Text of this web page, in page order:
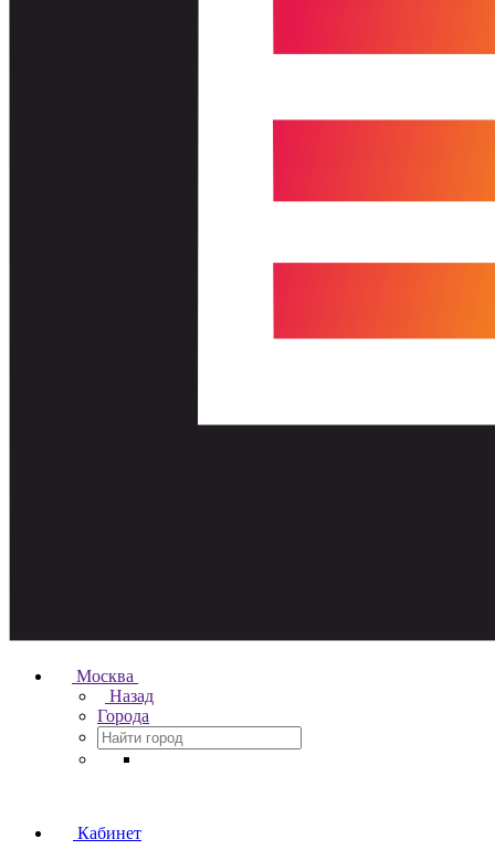
Москва
Назад
Города
Кабинет